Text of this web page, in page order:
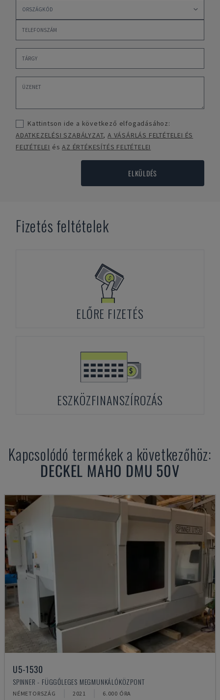
Kattintson ide a következő elfogadásához:
ADATKEZELÉSI SZABÁLYZAT,A VÁSÁRLÁS FELTÉTELEI ÉS
FELTÉTELEI ésAZ ÉRTÉKESÍTÉS FELTÉTELEI
ELKÜLDÉS
Fizetés feltételek
ELŐRE FIZETÉS
ESZKÖZFINANSZÍROZÁS
Kapcsolódó termékek a következőhöz:
DECKEL MAHO DMU 50V
U5-1530
SPINNER - FÜGGŐLEGES MEGMUNKÁLÓKÖZPONT
NÉMETORSZÁG 2021 6.000 ÓRA